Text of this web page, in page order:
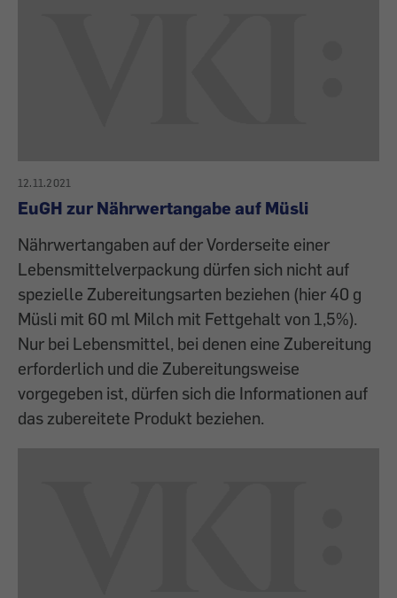
12.11.2021
EuGH zur Nährwertangabe auf Müsli
Nährwertangaben auf der Vorderseite einer
Lebensmittelverpackung dürfen sich nicht auf
spezielle Zubereitungsarten beziehen (hier 40 g
Müsli mit 60 ml Milch mit Fettgehalt von 1,5%).
Nur bei Lebensmittel, bei denen eine Zubereitung
erforderlich und die Zubereitungsweise
vorgegeben ist, dürfen sich die Informationen auf
das zubereitete Produkt beziehen.